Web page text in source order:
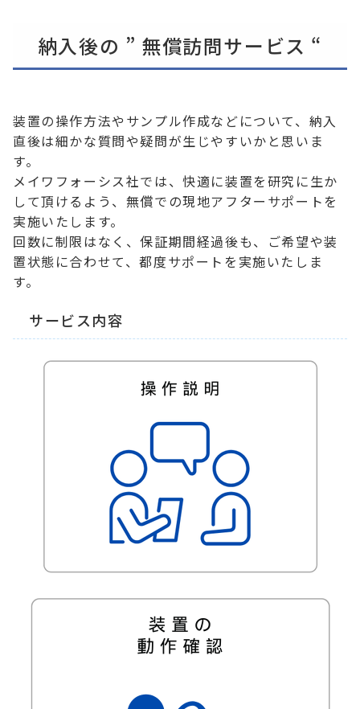
納入後の ” 無償訪問サービス “
装置の操作方法やサンプル作成などについて、納入
直後は細かな質問や疑問が生じやすいかと思いま
す。
メイワフォーシス社では、快適に装置を研究に生か
して頂けるよう、無償での現地アフターサポートを
実施いたします。
回数に制限はなく、保証期間経過後も、ご希望や装
置状態に合わせて、都度サポートを実施いたしま
す。
サービス内容